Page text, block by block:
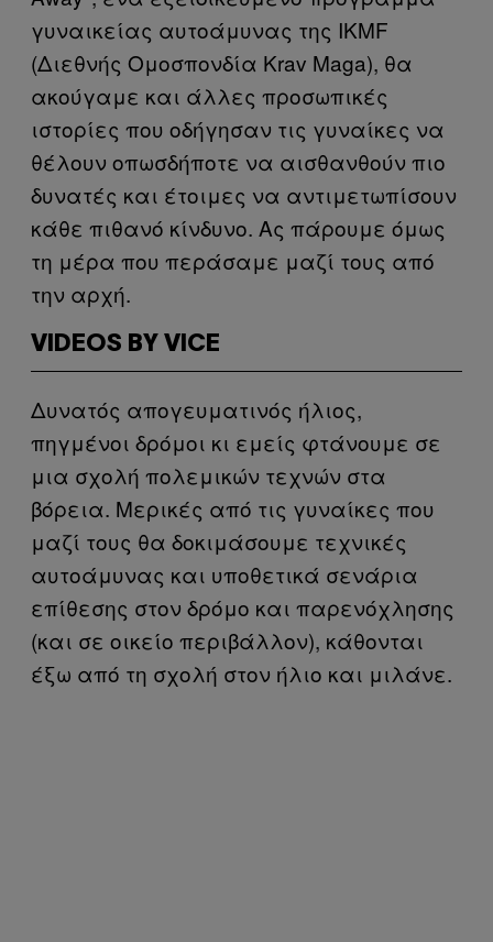
γυναικείας αυτοάμυνας της IKMF
(Διεθνής Ομοσπονδία Krav Maga), θα
ακούγαμε και άλλες προσωπικές
ιστορίες που οδήγησαν τις γυναίκες να
θέλουν οπωσδήποτε να αισθανθούν πιο
δυνατές και έτοιμες να αντιμετωπίσουν
κάθε πιθανό κίνδυνο. Ας πάρουμε όμως
τη μέρα που περάσαμε μαζί τους από
την αρχή.
VIDEOS BY VICE
Δυνατός απογευματινός ήλιος,
πηγμένοι δρόμοι κι εμείς φτάνουμε σε
μια σχολή πολεμικών τεχνών στα
βόρεια. Μερικές από τις γυναίκες που
μαζί τους θα δοκιμάσουμε τεχνικές
αυτοάμυνας και υποθετικά σενάρια
επίθεσης στον δρόμο και παρενόχλησης
(και σε οικείο περιβάλλον), κάθονται
έξω από τη σχολή στον ήλιο και μιλάνε.